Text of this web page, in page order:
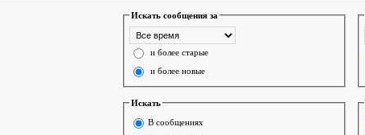
Искать сообщения за
и более старые
и более новые
Искать
В сообщениях